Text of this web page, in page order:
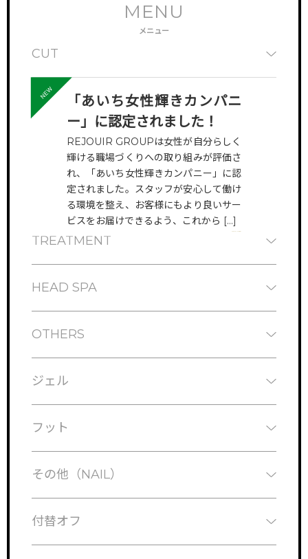
「あいち女性輝きカンパニ
ー」に認定されました！
REJOUIR GROUPは女性が自分らしく
輝ける職場づくりへの取り組みが評価さ
れ、「あいち女性輝きカンパニー」に認
定されました。スタッフが安心して働け
る環境を整え、お客様にもより良いサー
ビスをお届けできるよう、これから […]
VIEW MORE
MENU
メニュー
CUT
COLOR
PERM
STRAIGHT
TREATMENT
HEAD SPA
OTHERS
ジェル
フット
その他（NAIL）
付替オフ